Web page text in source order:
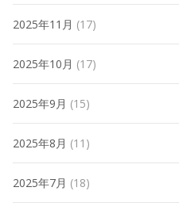
2025年11月 (17)
2025年10月 (17)
2025年9月 (15)
2025年8月 (11)
2025年7月 (18)